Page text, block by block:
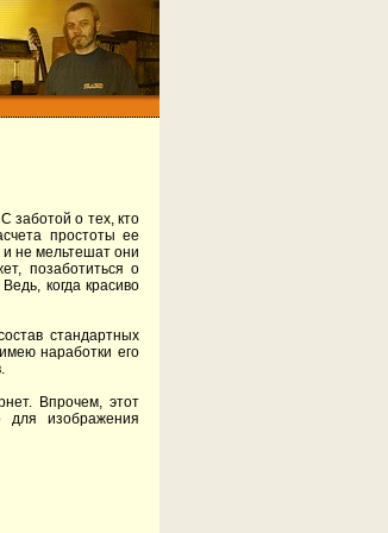
заботой о тех, кто
простоты ее
не мельтешат они
позаботиться о
когда красиво
стандартных
наработки его
Впрочем, этот
для изображения